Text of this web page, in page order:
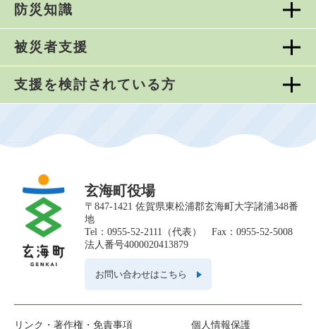
防災知識
被災者支援
支援を検討されている方
玄海町役場
〒847-1421 佐賀県東松浦郡玄海町大字諸浦348番
地
Tel：0955-52-2111（代表） Fax：0955-52-5008
法人番号4000020413879
お問い合わせはこちら
リンク・著作権・免責事項 個人情報保護